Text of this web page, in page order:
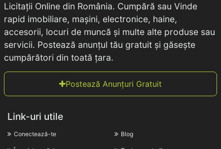
Licitații Online din România. Cumpără sau Vinde
rapid imobiliare, mașini, electronice, haine,
accesorii, locuri de muncă și multe alte produse sau
servicii. Postează anunțul tău gratuit și găsește
cumpărători din toată țara.
Postează Anunțuri Gratuit
Link-uri utile
Conectează-te Blog